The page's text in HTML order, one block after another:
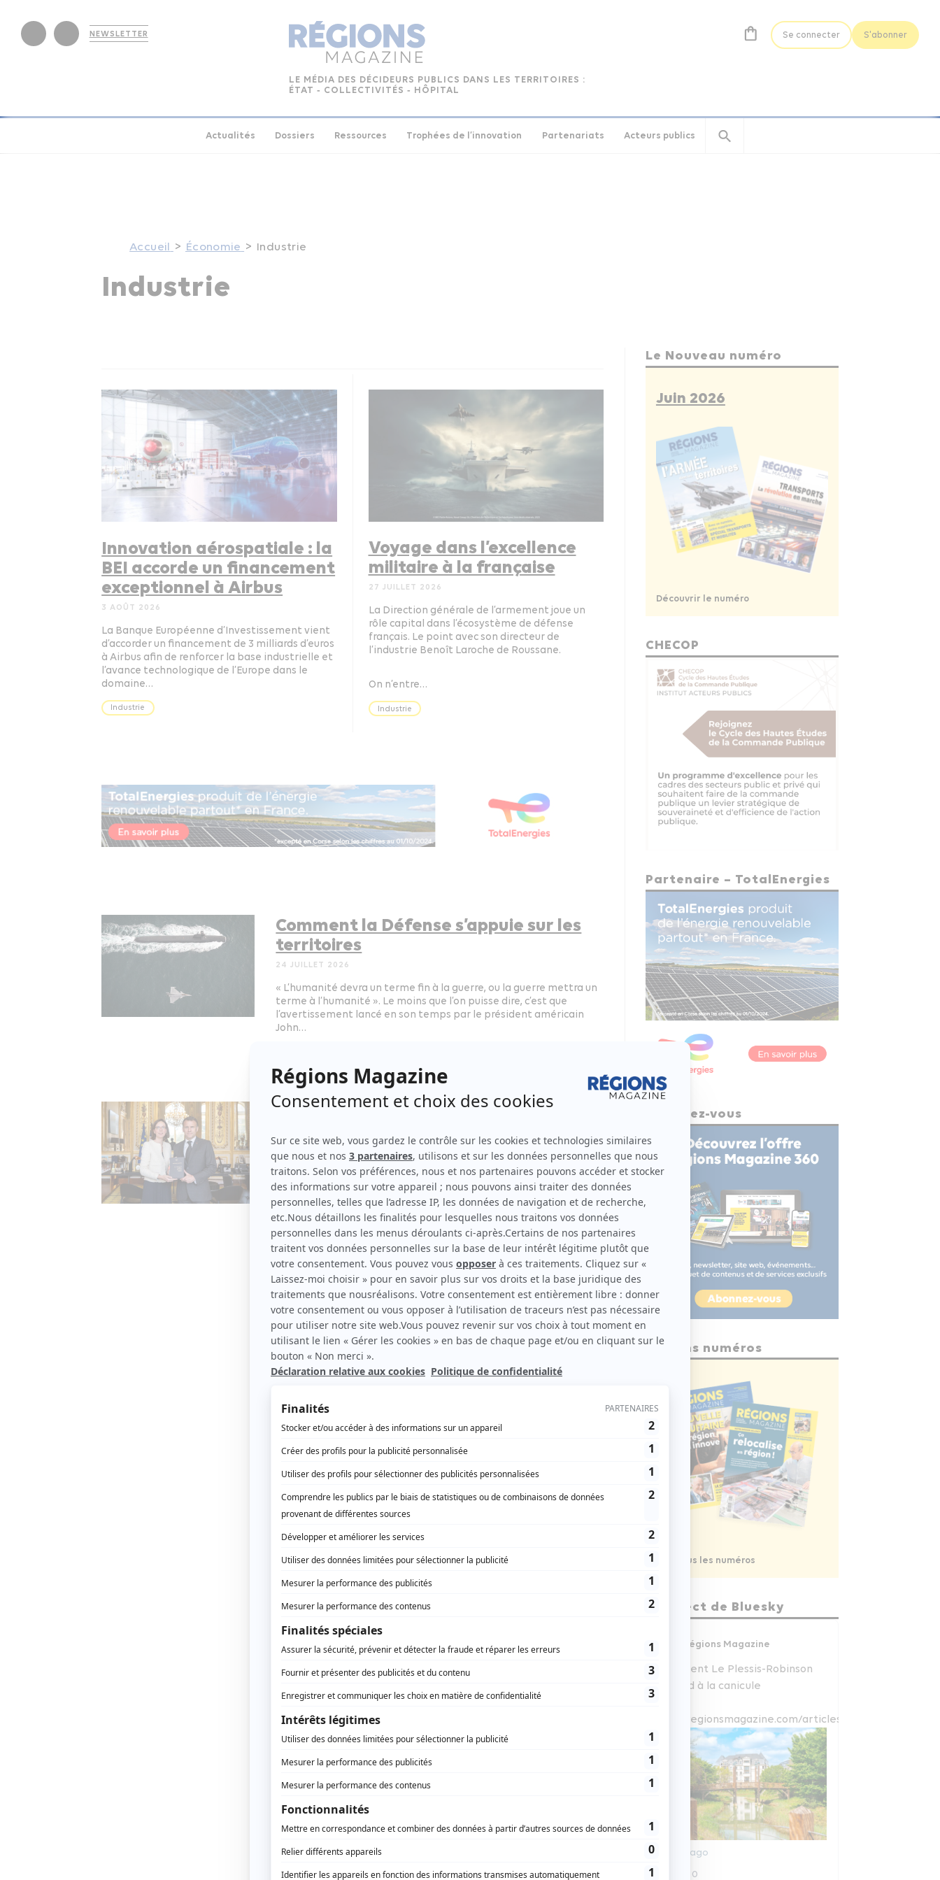
NEWSLETTER
LE MÉDIA DES DÉCIDEURS PUBLICS DANS LES TERRITOIRES :
ÉTAT ‑ COLLECTIVITÉS ‑ HÔPITAL
Se connecter S'abonner
Actualités Dossiers Ressources Trophées de l’innovation Partenariats Acteurs publics
Accueil Économie Industrie
Industrie
Innovation aérospatiale : la
BEI accorde un financement
exceptionnel à Airbus
3 AOÛT 2026
La Banque Européenne d’Investissement vient
d’accorder un financement de 3 milliards d’euros
à Airbus afin de renforcer la base industrielle et
l’avance technologique de l’Europe dans le
domaine…
Industrie
Voyage dans l’excellence
militaire à la française
27 JUILLET 2026
La Direction générale de l’armement joue un
rôle capital dans l’écosystème de défense
français. Le point avec son directeur de
l’industrie Benoît Laroche de Roussane.
On n’entre…
Industrie
Comment la Défense s’appuie sur les
territoires
24 JUILLET 2026
« L’humanité devra un terme fin à la guerre, ou la guerre mettra un
terme à l’humanité ». Le moins que l’on puisse dire, c’est que
l’avertissement lancé en son temps par le président américain
John…
Rapport annuel de la Cour des comptes
: Manuel d’action pour gouvernants
décidés à agir
2 AVRIL 2026
Simplifier les procédures, renforcer la cohésion et résorber les
inégalités territoriales : on pourrait ainsi résumer en trois formules
l’épais (540 pages !) rapport public annuel présenté…
Industrie
Le Nouveau numéro
Juin 2026
Découvrir le numéro
CHECOP
Partenaire – TotalEnergies
Abonnez-vous
Anciens numéros
Voir tous les numéros
En direct de Bluesky
Régions Magazine
Comment Le Plessis-Robinson
répond à la canicule
www.regionsmagazine.com/articles/com...
6 jours ago
0